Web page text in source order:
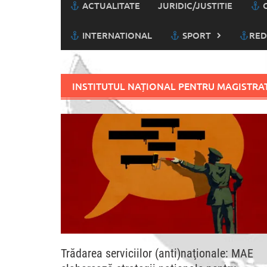
ACTUALITATE JURIDIC/JUSTITIE
INTERNATIONAL SPORT
INSTITUTUL NAȚIONAL PENTRU
Trădarea serviciilor (anti)naţionale: MAE